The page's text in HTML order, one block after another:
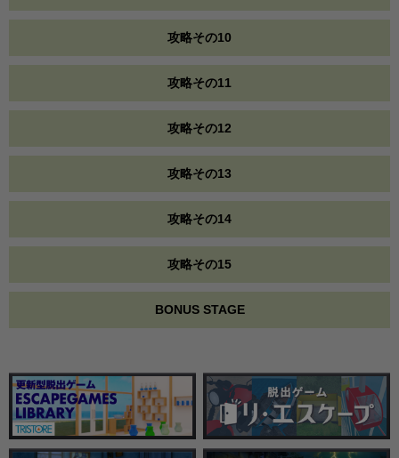
攻略その10
攻略その11
攻略その12
攻略その13
攻略その14
攻略その15
BONUS STAGE